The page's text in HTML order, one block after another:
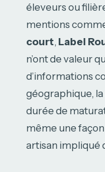
éleveurs ou
mentions
court, Label
n’ont de valeur
d’informations
géographique, la
durée de
même une
artisan impliqué